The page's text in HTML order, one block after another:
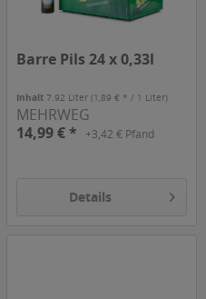
Barre Pils 24 x 0,33l
Inhalt7.92 Liter(1,89 € * / 1 Liter)
MEHRWEG
14,99 € *
+3,42 € Pfand
Details